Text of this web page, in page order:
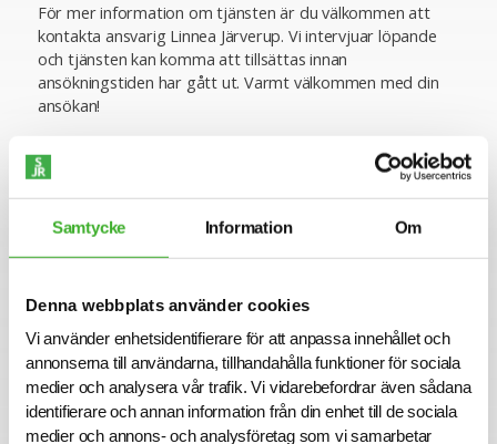
Samtycke Information Om
Denna webbplats använder cookies
Vi använder enhetsidentifierare för att anpassa innehållet och
annonserna till användarna, tillhandahålla funktioner för sociala
medier och analysera vår trafik. Vi vidarebefordrar även sådana
identifierare och annan information från din enhet till de sociala
medier och annons- och analysföretag som vi samarbetar
För mer information om tjänsten är du välkommen att
kontakta ansvarig Linnea Järverup. Vi intervjuar löpande
och tjänsten kan komma att tillsättas innan
ansökningstiden har gått ut. Varmt välkommen med din
ansökan!
Konsult hos SJR
Att arbeta som konsult hos SJR innebär att du blir en del
av en dedikerad organisation med kompetens att ge dig
perfekta förutsättningar att utvecklas både inom din
stora nätverk av intressanta företag och uppdragsgivare
och därmed en unik möjlighet att ta din karriär till nästa
steg.
Vi på SJR bryr oss om vår personal och tillsammans med
oss får du en långsiktig partner som ger dig trygghet och
stöd. Vi är lyhörda för dina behov och du kommer att ha